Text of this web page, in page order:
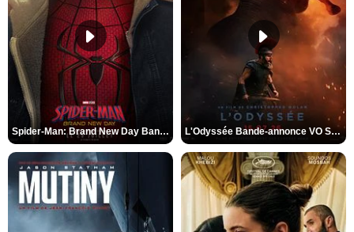
Spider-Man: Brand New Day Bande-annonce VO STFR L'Odyssée Bande-annonce VO STFR